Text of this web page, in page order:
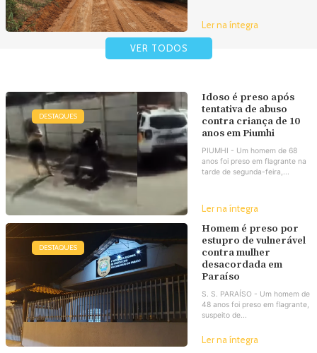
Ler na íntegra
VER TODOS
DESTAQUES
Idoso é preso após
tentativa de abuso
contra criança de 10
anos em Piumhi
PIUMHI - Um homem de 68
anos foi preso em flagrante na
tarde de segunda-feira,...
Ler na íntegra
DESTAQUES
Homem é preso por
estupro de vulnerável
contra mulher
desacordada em
Paraíso
S. S. PARAÍSO - Um homem de
48 anos foi preso em flagrante,
suspeito de...
Ler na íntegra